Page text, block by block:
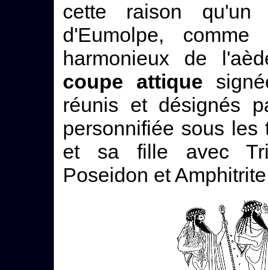
cette raison
d'Eumolpe,
harmonieux de
coupe attique
réunis et désignés
personnifiée sous les
et sa fille avec
Poseidon et